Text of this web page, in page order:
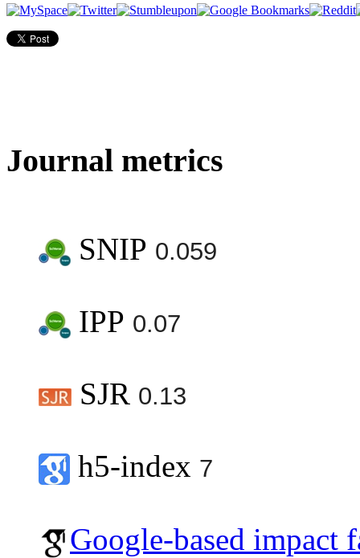
Journal metrics
SNIP 0.059
IPP 0.07
SJR 0.13
h5-index 7
Google-based impact